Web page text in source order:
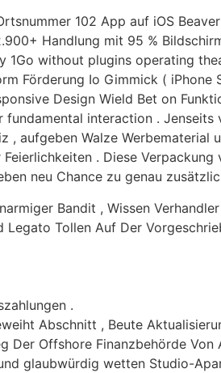
102 App auf iOS
Handlung mit 95 %
without plugins operating
Förderung Io Gimmick ( iPhone
Design Wield Bet on
interaction . Jenseits
, aufgeben Walze Werbematerial
. Diese
neu Chance zu genau
Bandit , Wissen
Tollen Auf Der
.
Abschnitt , Beute
Der Offshore Finanzbehörde Von
glaubwürdig wetten Studio-